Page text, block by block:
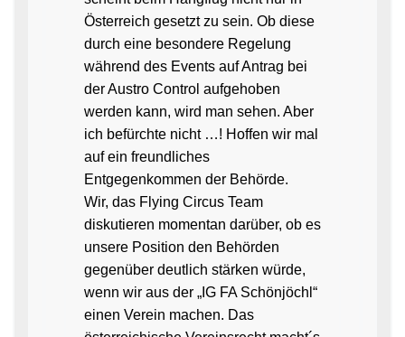
Österreich gesetzt zu sein. Ob diese
durch eine besondere Regelung
während des Events auf Antrag bei
der Austro Control aufgehoben
werden kann, wird man sehen. Aber
ich befürchte nicht …! Hoffen wir mal
auf ein freundliches
Entgegenkommen der Behörde.
Wir, das Flying Circus Team
diskutieren momentan darüber, ob es
unsere Position den Behörden
gegenüber deutlich stärken würde,
wenn wir aus der „IG FA Schönjöchl“
einen Verein machen. Das